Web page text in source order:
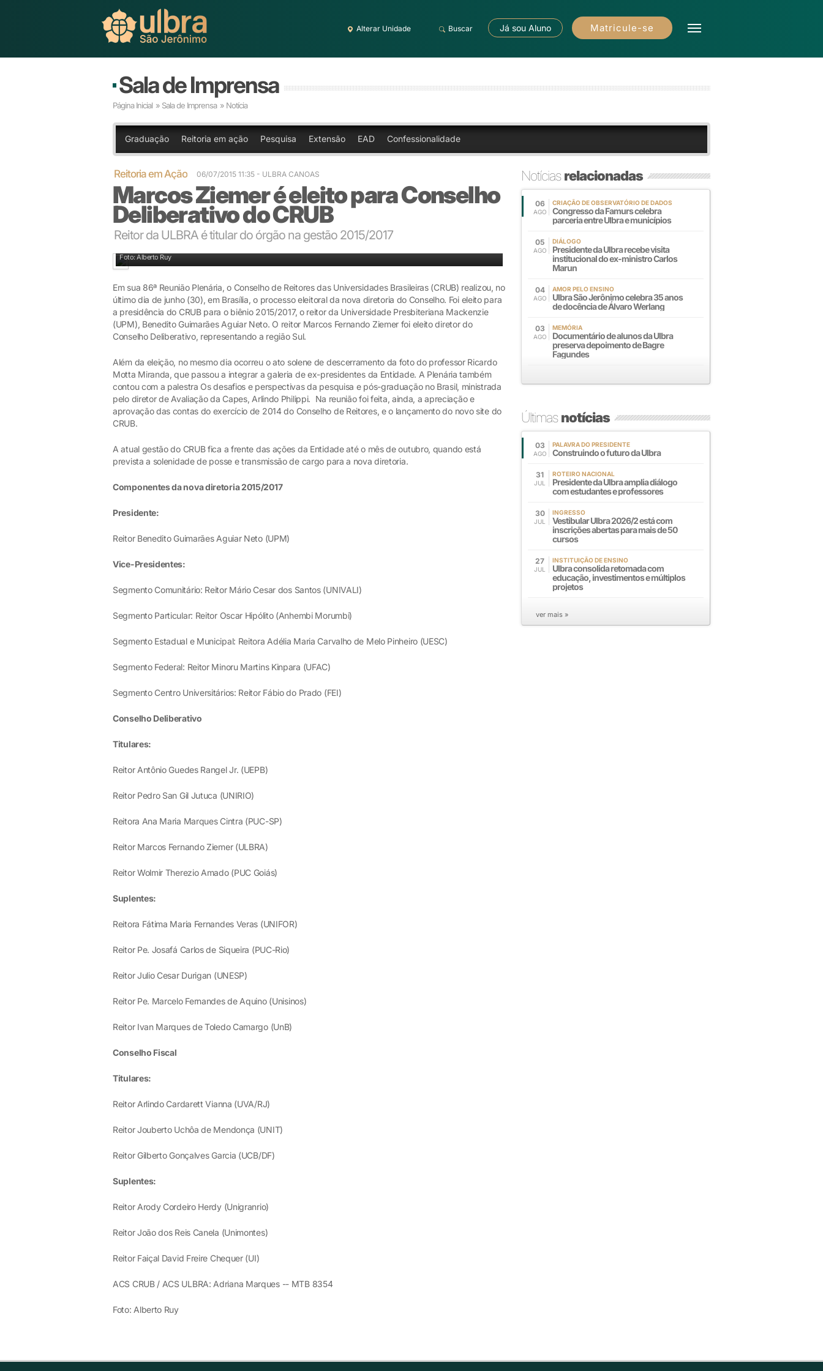
Alterar Unidade Buscar Já sou Aluno Matricule-se
Sala de Imprensa
Página Inicial » Sala de Imprensa » Notícia
Graduação Reitoria em ação Pesquisa Extensão EAD Confessionalidade
Reitoria em Ação 06/07/2015 11:35 - ULBRA CANOAS
Marcos Ziemer é eleito para Conselho
Deliberativo do CRUB
Reitor da ULBRA é titular do órgão na gestão 2015/2017
Foto: Alberto Ruy
Em sua 86ª Reunião Plenária, o Conselho de Reitores das Universidades Brasileiras (CRUB) realizou, no
último dia de junho (30), em Brasília, o processo eleitoral da nova diretoria do Conselho. Foi eleito para
a presidência do CRUB para o biênio 2015/2017, o reitor da Universidade Presbiteriana Mackenzie
(UPM), Benedito Guimarães Aguiar Neto. O reitor Marcos Fernando Ziemer foi eleito diretor do
Conselho Deliberativo, representando a região Sul.
Além da eleição, no mesmo dia ocorreu o ato solene de descerramento da foto do professor Ricardo
Motta Miranda, que passou a integrar a galeria de ex-presidentes da Entidade. A Plenária também
contou com a palestra Os desafios e perspectivas da pesquisa e pós-graduação no Brasil, ministrada
pelo diretor de Avaliação da Capes, Arlindo Philippi. Na reunião foi feita, ainda, a apreciação e
aprovação das contas do exercício de 2014 do Conselho de Reitores, e o lançamento do novo site do
CRUB.
A atual gestão do CRUB fica a frente das ações da Entidade até o mês de outubro, quando está
prevista a solenidade de posse e transmissão de cargo para a nova diretoria.
Componentes da nova diretoria 2015/2017
Presidente:
Reitor Benedito Guimarães Aguiar Neto (UPM)
Vice-Presidentes:
Segmento Comunitário: Reitor Mário Cesar dos Santos (UNIVALI)
Segmento Particular: Reitor Oscar Hipólito (Anhembi Morumbi)
Segmento Estadual e Municipal: Reitora Adélia Maria Carvalho de Melo Pinheiro (UESC)
Segmento Federal: Reitor Minoru Martins Kinpara (UFAC)
Segmento Centro Universitários: Reitor Fábio do Prado (FEI)
Conselho Deliberativo
Titulares:
Reitor Antônio Guedes Rangel Jr. (UEPB)
Reitor Pedro San Gil Jutuca (UNIRIO)
Reitora Ana Maria Marques Cintra (PUC-SP)
Reitor Marcos Fernando Ziemer (ULBRA)
Reitor Wolmir Therezio Amado (PUC Goiás)
Suplentes:
Reitora Fátima Maria Fernandes Veras (UNIFOR)
Reitor Pe. Josafá Carlos de Siqueira (PUC-Rio)
Reitor Julio Cesar Durigan (UNESP)
Reitor Pe. Marcelo Fernandes de Aquino (Unisinos)
Reitor Ivan Marques de Toledo Camargo (UnB)
Conselho Fiscal
Titulares:
Reitor Arlindo Cardarett Vianna (UVA/RJ)
Reitor Jouberto Uchôa de Mendonça (UNIT)
Reitor Gilberto Gonçalves Garcia (UCB/DF)
Suplentes:
Reitor Arody Cordeiro Herdy (Unigranrio)
Reitor João dos Reis Canela (Unimontes)
Reitor Faiçal David Freire Chequer (UI)
ACS CRUB / ACS ULBRA: Adriana Marques -- MTB 8354
Foto: Alberto Ruy
Notíciasrelacionadas
06
AGO
CRIAÇÃO DE OBSERVATÓRIO DE DADOS
Congresso da Famurs celebra
parceria entre Ulbra e municípios
05
AGO
DIÁLOGO
Presidente da Ulbra recebe visita
institucional do ex-ministro Carlos
Marun
04
AGO
AMOR PELO ENSINO
Ulbra São Jerônimo celebra 35 anos
de docência de Álvaro Werlang
03
AGO
MEMÓRIA
Documentário de alunos da Ulbra
preserva depoimento de Bagre
Fagundes
Últimasnotícias
03
AGO
PALAVRA DO PRESIDENTE
Construindo o futuro da Ulbra
31
JUL
ROTEIRO NACIONAL
Presidente da Ulbra amplia diálogo
com estudantes e professores
30
JUL
INGRESSO
Vestibular Ulbra 2026/2 está com
inscrições abertas para mais de 50
cursos
27
JUL
INSTITUIÇÃO DE ENSINO
Ulbra consolida retomada com
educação, investimentos e múltiplos
projetos
ver mais »